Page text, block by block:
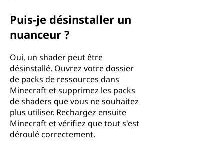
Puis-je désinstaller un
nuanceur ?
Oui, un shader peut être
désinstallé. Ouvrez votre dossier
de packs de ressources dans
Minecraft et supprimez les packs
de shaders que vous ne souhaitez
plus utiliser. Rechargez ensuite
Minecraft et vérifiez que tout s'est
déroulé correctement.